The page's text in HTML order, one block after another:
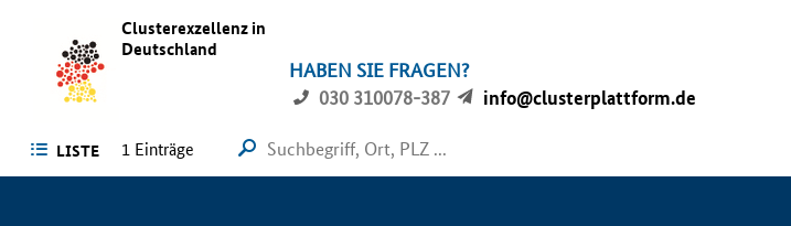
Clusterexzellenz in
Deutschland
HABEN SIE FRAGEN?
030 310078-387
info@clusterplattform.de
LISTE 1 Einträge